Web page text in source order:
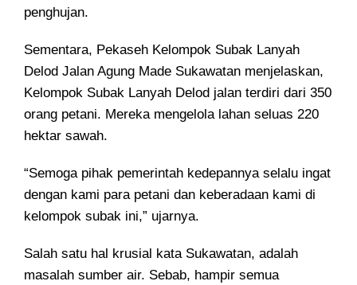
penghujan.
Sementara, Pekaseh Kelompok Subak Lanyah
Delod Jalan Agung Made Sukawatan menjelaskan,
Kelompok Subak Lanyah Delod jalan terdiri dari 350
orang petani. Mereka mengelola lahan seluas 220
hektar sawah.
“Semoga pihak pemerintah kedepannya selalu ingat
dengan kami para petani dan keberadaan kami di
kelompok subak ini,” ujarnya.
Salah satu hal krusial kata Sukawatan, adalah
masalah sumber air. Sebab, hampir semua